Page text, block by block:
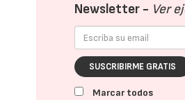
Newsletter - Ver
SUSCRIBIRME GRATIS
Marcar todos